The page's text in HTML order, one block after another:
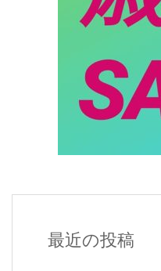
最近の投稿